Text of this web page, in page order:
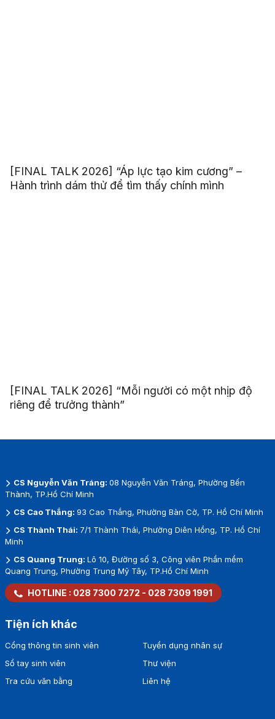
[FINAL TALK 2026] “Áp lực tạo kim cương” –
Hành trình dám thử để tìm thấy chính mình
[FINAL TALK 2026] “Mỗi người có một nhịp độ
riêng để trưởng thành”
CS Nguyễn Văn Tráng: 08 Nguyễn Văn Tráng, Phường Bến
Thành, TP.Hồ Chí Minh
CS Cao Thắng: 93 Cao Thắng, Phường Bàn Cờ, TP. Hồ Chí Minh
CS Thành Thái: 7/1 Thành Thái, Phường Diên Hồng, TP. Hồ Chí
Minh
CS Quang Trung: Lô 10, Đường số 3, Công viên Phần mềm
Quang Trung, Phường Trung Mỹ Tây, TP.Hồ Chí Minh
HOTLINE : 028 7300 7272 - 028 7309 1991
Tiện ích khác
Cổng thông tin sinh viên
Sổ tay sinh viên
Tra cứu văn bằng
Tuyển dụng nhân sự
Thư viện
Liên hệ